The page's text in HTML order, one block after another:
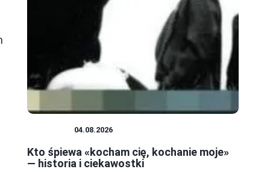
04.08.2026
Kto śpiewa «kocham cię, kochanie moje»
— historia i ciekawostki